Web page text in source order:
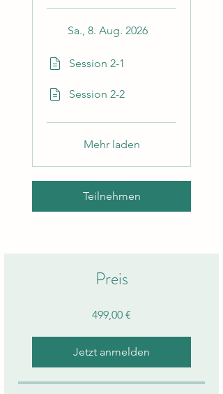
Sa., 8. Aug. 2026
Session 2-1
Session 2-2
Mehr laden
Teilnehmen
Preis
499,00 €
Jetzt anmelden